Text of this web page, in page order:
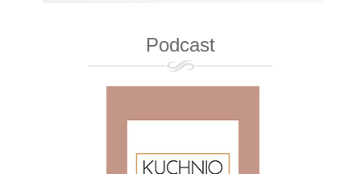
Podcast